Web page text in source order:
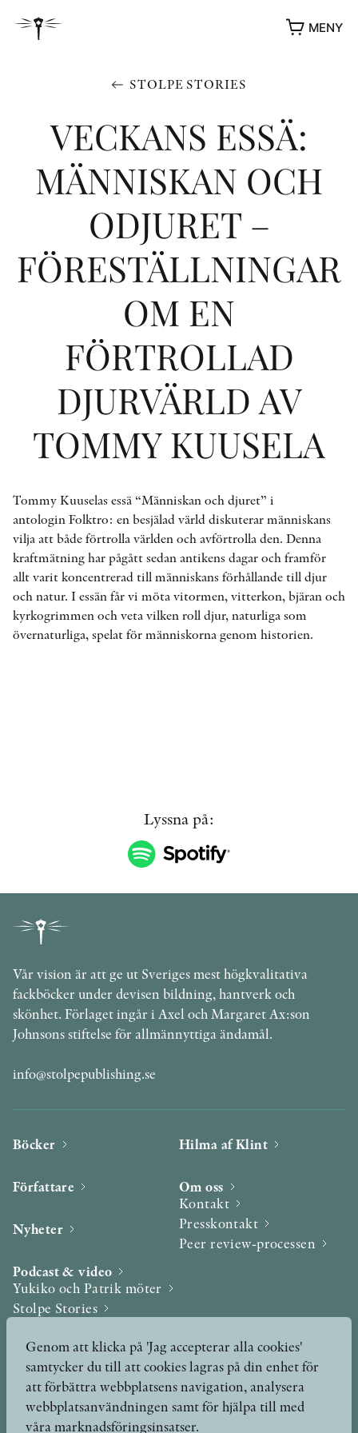
MENY
YUKIKO OCH PATRIK MÖTER
ÖVRIGA FORMAT
KONTAKT
PRESSKONTAKT
STOLPE STORIES
VECKANS ESSÄ:
MÄNNISKAN OCH
ODJURET –
FÖRESTÄLLNINGAR
OM EN
FÖRTROLLAD
DJURVÄRLD AV
TOMMY KUUSELA
Tommy Kuuselas essä “Människan och djuret” i
antologin Folktro: en besjälad värld diskuterar människans
vilja att både förtrolla världen och avförtrolla den. Denna
kraftmätning har pågått sedan antikens dagar och framför
allt varit koncentrerad till människans förhållande till djur
och natur. I essän får vi möta vitormen, vitterkon, bjäran och
kyrkogrimmen och veta vilken roll djur, naturliga som
övernaturliga, spelat för människorna genom historien.
Lyssna på:
Vår vision är att ge ut Sveriges mest högkvalitativa
fackböcker under devisen bildning, hantverk och
skönhet. Förlaget ingår i Axel och Margaret Ax:son
Johnsons stiftelse för allmännyttiga ändamål.
info@stolpepublishing.se
Böcker
Författare
Nyheter
Podcast & video
Yukiko och Patrik möter
Stolpe Stories
Utmärkelser & Format
Utmärkelser
Övriga format
Hilma af Klint
Om oss
Kontakt
Presskontakt
Peer review-processen
Genom att klicka på 'Jag accepterar alla cookies'
samtycker du till att cookies lagras på din enhet för
att förbättra webbplatsens navigation, analysera
webbplatsanvändningen samt för hjälpa till med
våra marknadsföringsinsatser.